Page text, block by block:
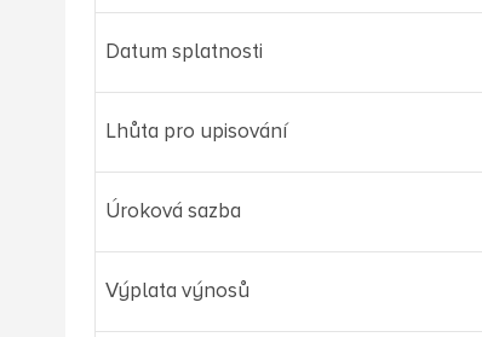
Datum splatnosti
Lhůta pro upisování
Úroková sazba
Výplata výnosů